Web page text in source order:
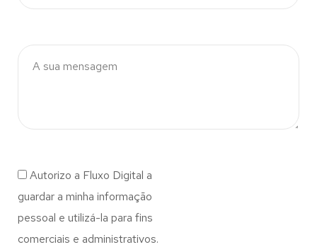
Autorizo a Fluxo Digital a
guardar a minha informação
pessoal e utilizá-la para fins
comerciais e administrativos.